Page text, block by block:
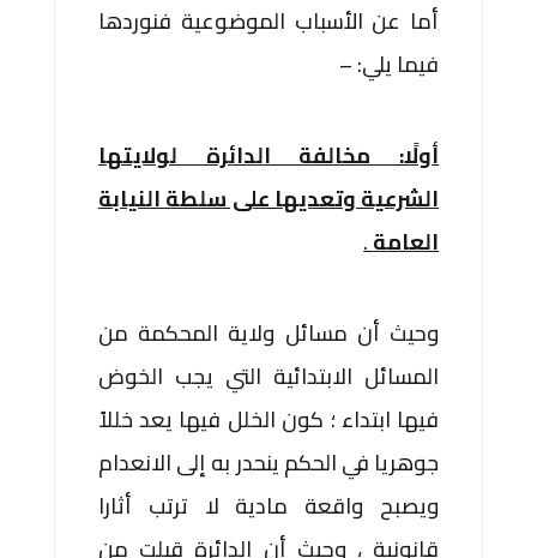
أما عن الأسباب الموضوعية فنوردها
فيما يلي: –
أولًا: مخالفة الدائرة لولايتها
الشرعية وتعديها على سلطة النيابة
العامة.
وحيث أن مسائل ولاية المحكمة من
المسائل الابتدائية التي يجب الخوض
فيها ابتداء ؛ كون الخلل فيها يعد خللاً
جوهريا في الحكم ينحدر به إلى الانعدام
ويصبح واقعة مادية لا ترتب أثارا
قانونية ، وحيث أن الدائرة قبلت من